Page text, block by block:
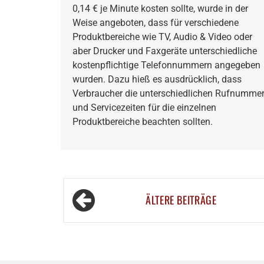
0,14 € je Minute kosten sollte, wurde in der
Weise angeboten, dass für verschiedene
Produktbereiche wie TV, Audio & Video oder
aber Drucker und Faxgeräte unterschiedliche
kostenpflichtige Telefonnummern angegeben
wurden. Dazu hieß es ausdrücklich, dass
Verbraucher die unterschiedlichen
und Servicezeiten für die einzelnen
Produktbereiche beachten sollten.
Beitragsnavigation
ÄLTERE BEITRÄGE